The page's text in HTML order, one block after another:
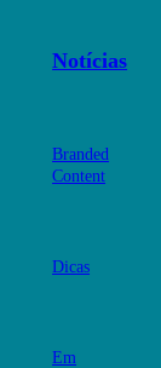
Notícias
Branded
Content
Dicas
Em